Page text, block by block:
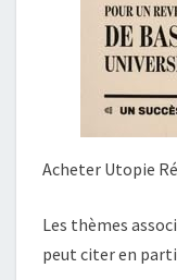
Acheter Utopie
Les thèmes
peut citer en